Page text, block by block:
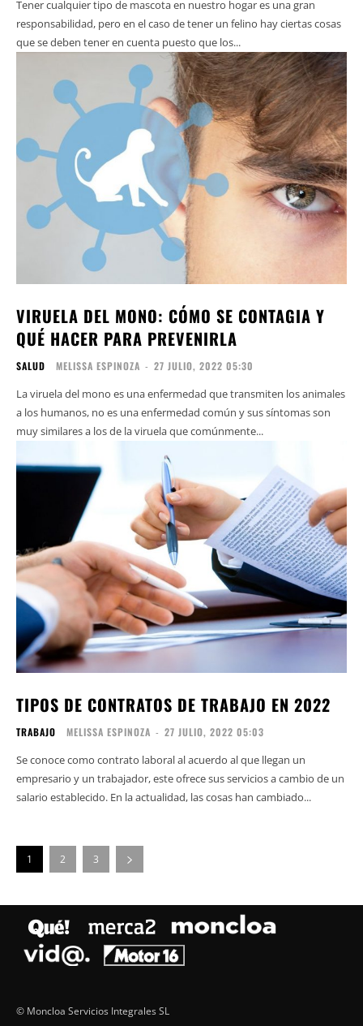
Tener cualquier tipo de mascota en nuestro hogar es una gran
responsabilidad, pero en el caso de tener un felino hay ciertas cosas
que se deben tener en cuenta puesto que los...
VIRUELA DEL MONO: CÓMO SE CONTAGIA Y
QUÉ HACER PARA PREVENIRLA
SALUD MELISSA ESPINOZA - 27 JULIO, 2022 05:30
La viruela del mono es una enfermedad que transmiten los animales
a los humanos, no es una enfermedad común y sus síntomas son
muy similares a los de la viruela que comúnmente...
TIPOS DE CONTRATOS DE TRABAJO EN 2022
TRABAJO MELISSA ESPINOZA - 27 JULIO, 2022 05:03
Se conoce como contrato laboral al acuerdo al que llegan un
empresario y un trabajador, este ofrece sus servicios a cambio de un
salario establecido. En la actualidad, las cosas han cambiado...
1 2 3
© Moncloa Servicios Integrales SL